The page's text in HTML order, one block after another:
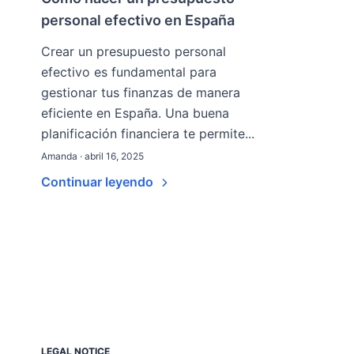
personal efectivo en España
Crear un presupuesto personal
efectivo es fundamental para
gestionar tus finanzas de manera
eficiente en España. Una buena
planificación financiera te permite...
Amanda · abril 16, 2025
Continuar leyendo
LEGAL NOTICE